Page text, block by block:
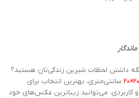
نگه داشتن لحظات شیرین زندگی‌تان هستید؟
سانتی‌متری، بهترین انتخاب برای
کاربردی، می‌توانید زیباترین عکس‌های خود